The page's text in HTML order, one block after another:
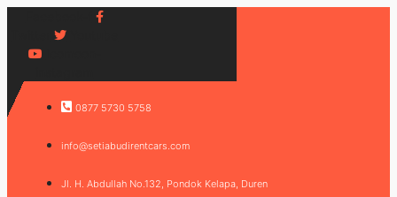
0877 5730 5758
info@setiabudirentcars.com
Jl. H. Abdullah No.132, Pondok Kelapa, Duren